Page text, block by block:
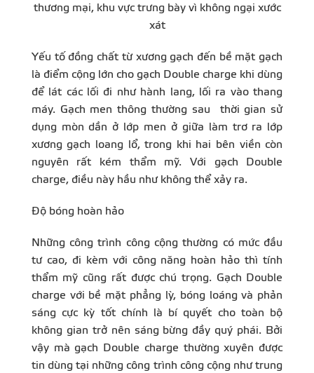
thương mại, khu vực trưng bày vì không ngại xước
xát
Yếu tố đồng chất từ xương gạch đến bề mặt gạch
là điểm cộng lớn cho gạch Double charge khi dùng
để lát các lối đi như hành lang, lối ra vào thang
máy. Gạch men thông thường sau thời gian sử
dụng mòn dần ở lớp men ở giữa làm trơ ra lớp
xương gạch loang lổ, trong khi hai bên viền còn
nguyên rất kém thẩm mỹ. Với gạch Double
charge, điều này hầu như không thể xảy ra.
Độ bóng hoàn hảo
Những công trình công cộng thường có mức đầu
tư cao, đi kèm với công năng hoàn hảo thì tính
thẩm mỹ cũng rất được chú trọng. Gạch Double
charge với bề mặt phẳng lỳ, bóng loáng và phản
sáng cực kỳ tốt chính là bí quyết cho toàn bộ
không gian trở nên sáng bừng đầy quý phái. Bởi
vậy mà gạch Double charge thường xuyên được
tin dùng tại những công trình công cộng như trung